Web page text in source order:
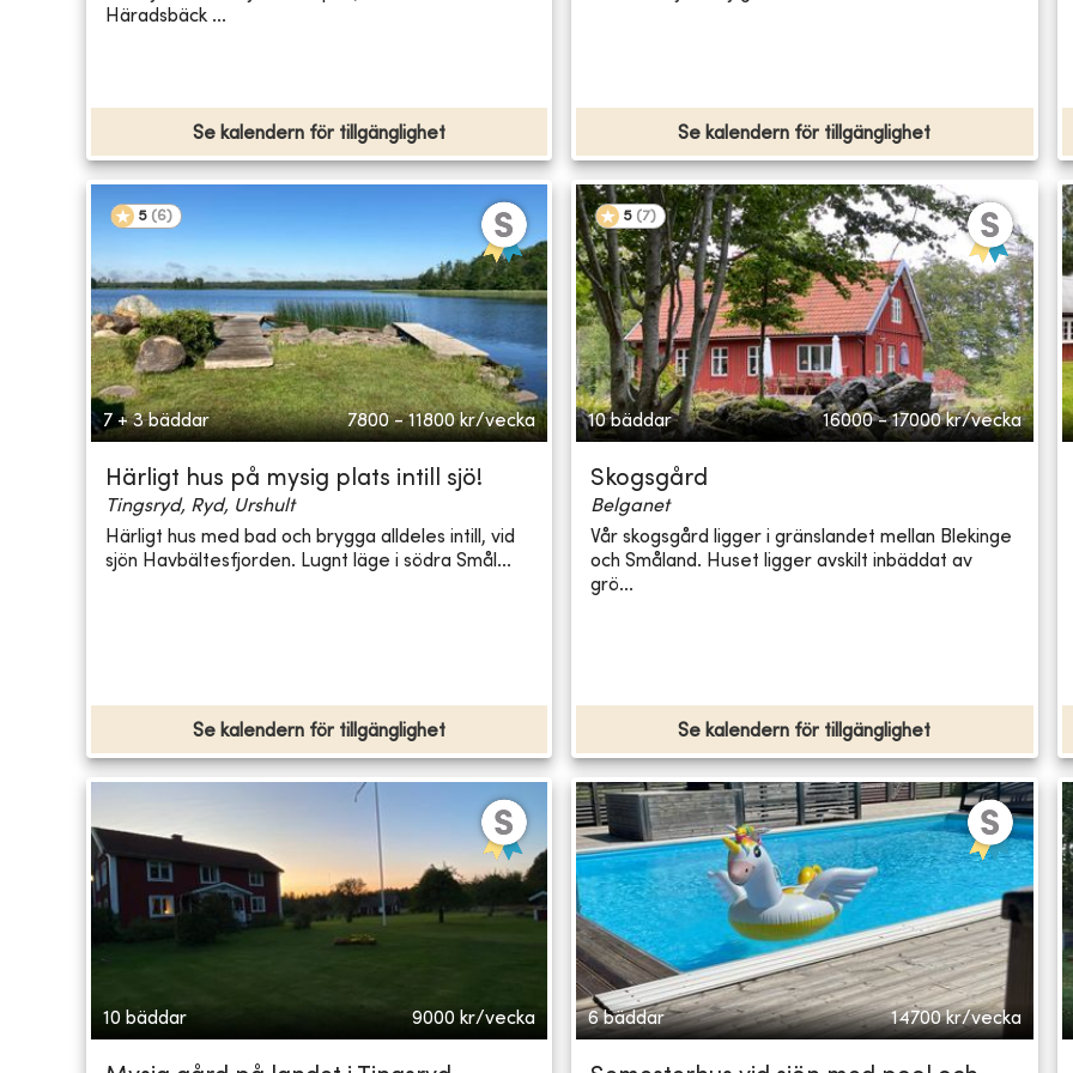
Häradsbäck ...
Se kalendern för tillgänglighet Se kalendern för tillgänglighet
5 (6)
7 + 3 bäddar 7800 - 11800 kr/vecka
Härligt hus på mysig plats intill sjö!
Tingsryd, Ryd, Urshult
Härligt hus med bad och brygga alldeles intill, vid
sjön Havbältesfjorden. Lugnt läge i södra Smål...
Se kalendern för tillgänglighet
5 (7)
10 bäddar 16000 - 17000 kr/vecka
Skogsgård
Belganet
Vår skogsgård ligger i gränslandet mellan Blekinge
och Småland. Huset ligger avskilt inbäddat av
grö...
Se kalendern för tillgänglighet
10 bäddar 9000 kr/vecka 6 bäddar 14700 kr/vecka